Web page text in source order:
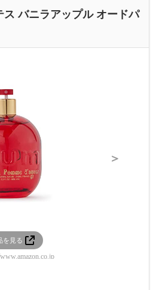
ス バニラアップル オードパ
を見る
＞